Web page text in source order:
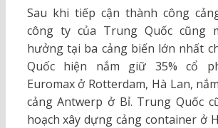
Sau khi tiếp cận thành công
công ty của Trung Quốc cũng
hưởng tại ba cảng biến lớn nhất
Quốc hiện nắm giữ 35% cổ
Euromax ở Rotterdam, Hà Lan,
cảng Antwerp ở Bỉ. Trung Quốc
hoạch xây dựng cảng container ở